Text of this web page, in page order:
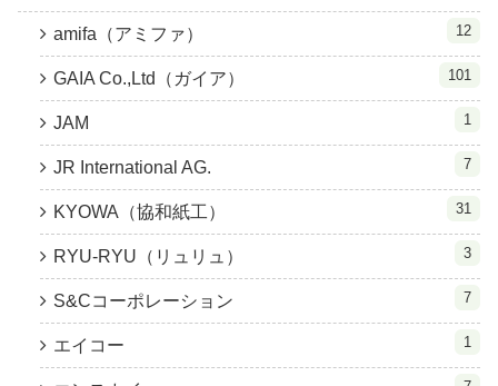
amifa（アミファ） 12
GAIA Co.,Ltd（ガイア） 101
JAM 1
JR International AG. 7
KYOWA（協和紙工） 31
RYU-RYU（リュリュ） 3
S&Cコーポレーション 7
エイコー 1